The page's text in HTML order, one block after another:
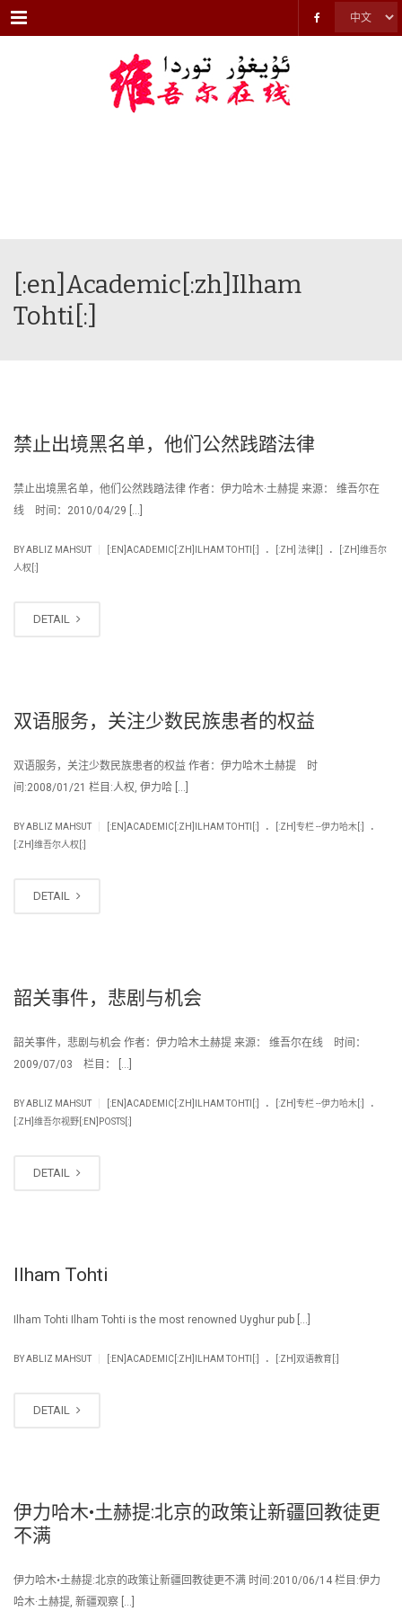
Menu
[:en]Academic[:zh]Ilham
Tohti[:]
禁止出境黑名单，他们公然践踏法律
禁止出境黑名单，他们公然践踏法律 作者：伊力哈木·土赫提 来源： 维吾尔在
线 时间：2010/04/29 […]
BYABLIZ MAHSUT [:EN]ACADEMIC[:ZH]ILHAM TOHTI[:] . [:ZH] 法律[:] .
[:ZH]维吾尔
人权[:]
DETAIL
双语服务，关注少数民族患者的权益
双语服务，关注少数民族患者的权益 作者：伊力哈木土赫提 时
间:2008/01/21 栏目:人权, 伊力哈 […]
BYABLIZ MAHSUT [:EN]ACADEMIC[:ZH]ILHAM TOHTI[:] . [:ZH]专栏 --伊力哈木[:] .
[:ZH]维吾尔人权[:]
DETAIL
韶关事件，悲剧与机会
韶关事件，悲剧与机会 作者：伊力哈木土赫提 来源： 维吾尔在线 时间：
2009/07/03 栏目： […]
BYABLIZ MAHSUT [:EN]ACADEMIC[:ZH]ILHAM TOHTI[:] . [:ZH]专栏 --伊力哈木[:] .
[:ZH]维吾尔视野[:EN]POSTS[:]
DETAIL
Ilham Tohti
Ilham Tohti Ilham Tohti is the most renowned Uyghur pub […]
BYABLIZ MAHSUT [:EN]ACADEMIC[:ZH]ILHAM TOHTI[:] . [:ZH]双语教育[:]
DETAIL
伊力哈木•土赫提:北京的政策让新疆回教徒更
不满
伊力哈木•土赫提:北京的政策让新疆回教徒更不满 时间:2010/06/14 栏目:伊力
哈木·土赫提, 新疆观察 […]